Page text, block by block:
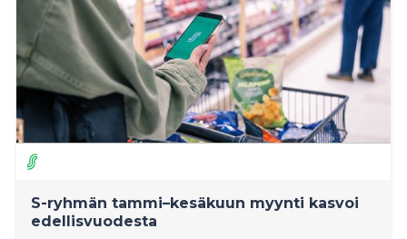
S-ryhmän tammi–kesäkuun myynti kasvoi
edellisvuodesta